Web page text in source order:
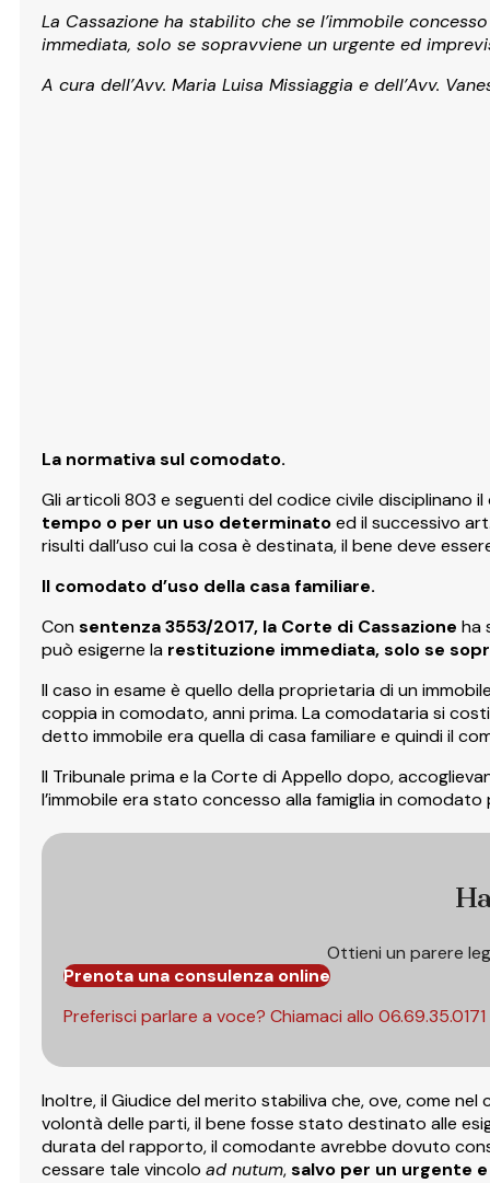
La Cassazione ha stabilito che se l’immobile
immediata, solo se sopravviene un urgente ed
A cura dell’Avv. Maria Luisa Missiaggia e dell’Avv.
La normativa sul comodato.
Gli articoli 803 e seguenti del codice civile
tempo o per un uso determinatoed il successivo
risulti dall’uso cui la cosa è destinata, il bene deve
Il comodato d’uso della casa familiare.
Consentenza 3553/2017, la Corte di Cassazione ha
può esigerne la restituzione immediata, solo se
Il caso in esame è quello della proprietaria di un
coppia in comodato, anni prima. La comodataria si
detto immobile era quella di casa familiare e quindi il
Il Tribunale prima e la Corte di Appello dopo,
l’immobile era stato concesso alla famiglia in
Ottieni un parere
Prenota una consulenza online
Preferisci parlare a voce? Chiamaci allo 06.69.35.0171
Inoltre, il Giudice del merito stabiliva che, ove, come
volontà delle parti, il bene fosse stato destinato alle
durata del rapporto, il comodante avrebbe dovuto
cessare tale vincolo ad nutum,salvo per un urgente